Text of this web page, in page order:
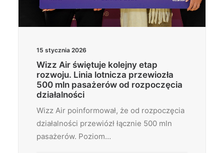
15 stycznia 2026
Wizz Air świętuje kolejny etap
rozwoju. Linia lotnicza przewiozła
500 mln pasażerów od rozpoczęcia
działalności
Wizz Air poinformował, że od rozpoczęcia
działalności przewiózł łącznie 500 mln
pasażerów. Poziom…